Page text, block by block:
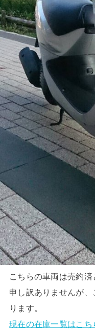
こちらの車両は売約
申し訳ありませんが
ります。
現在の在庫一覧はこち